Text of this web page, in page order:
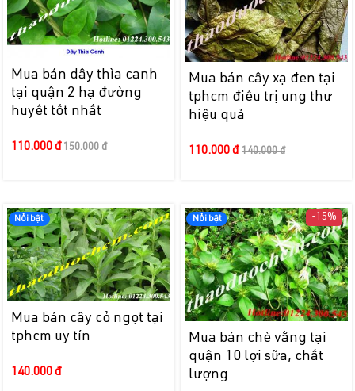
Mua bán dây thìa canh
tại quận 2 hạ đường
huyết tốt nhất
110.000 đ 150.000 đ
Mua bán cây xạ đen tại
tphcm điều trị ung thư
hiệu quả
110.000 đ 140.000 đ
Nổi bật
Mua bán cây cỏ ngọt tại
tphcm uy tín
140.000 đ
Nổi bật -15%
Mua bán chè vằng tại
quận 10 lợi sữa, chất
lượng